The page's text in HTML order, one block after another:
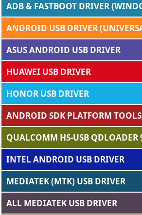
ADB & FASTBOOT DRIVER
ANDROID USB DRIVER
ASUS ANDROID USB DRIVER
HUAWEI USB DRIVER
HONOR USB DRIVER
ANDROID SDK PLATFORM TOOLS
QUALCOMM HS-USB QDLOADER
INTEL ANDROID USB DRIVER
MEDIATEK (MTK) USB DRIVER
ALL MEDIATEK USB DRIVER